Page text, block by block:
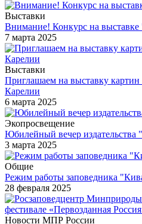
Выставки
Внимание! Конкурс на
7 марта 2025
Выставки
Приглашаем на выставку
Карелии
6 марта 2025
Экопросвещение
Юбилейный вечер издательства
3 марта 2025
Общие
Режим работы заповедника
28 февраля 2025
Новости МПР России